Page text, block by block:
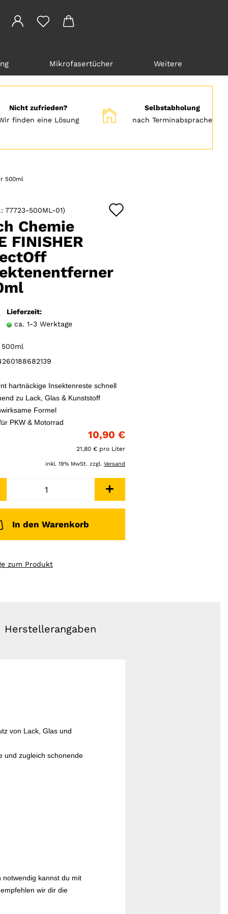
Mikrofasertücher Weitere
Nicht zufrieden?
finden eine Lösung
Selbstabholung
nach Terminabsprache
500ml
77723-500ML-01)
Chemie
FINISHER
Lieferzeit:
ca. 1-3 Werktage
500ml
hartnäckige Insektenreste schnell
zu Lack, Glas & Kunststoff
Formel
PKW & Motorrad
10,90 €
21,80 € pro Liter
inkl. 19% MwSt. zzgl. Versand
In den Warenkorb
zum Produkt
Herstellerangaben
von Lack, Glas und
und zugleich schonende
kannst du mit
wir dir die